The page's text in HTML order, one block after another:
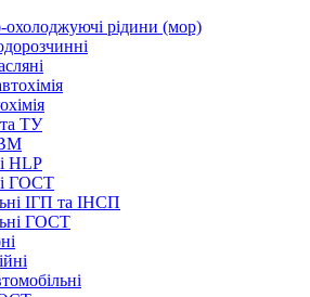
рідини (мор)
ТУ
HLP
ГОСТ
ІГП та ІНСП
ГОСТ